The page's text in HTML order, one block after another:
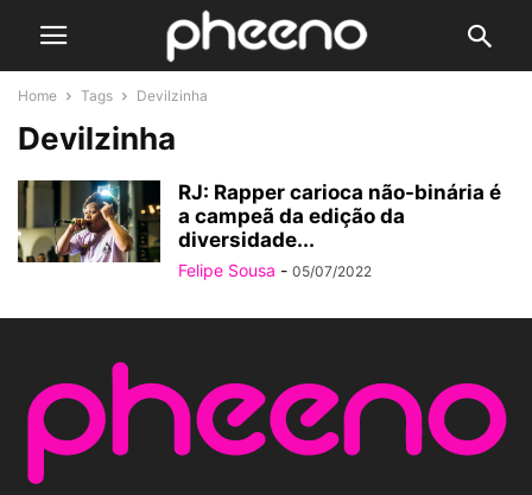
Home Tags Devilzinha
Devilzinha
RJ: Rapper carioca não-binária é
a campeã da edição da
diversidade...
Felipe Sousa - 05/07/2022